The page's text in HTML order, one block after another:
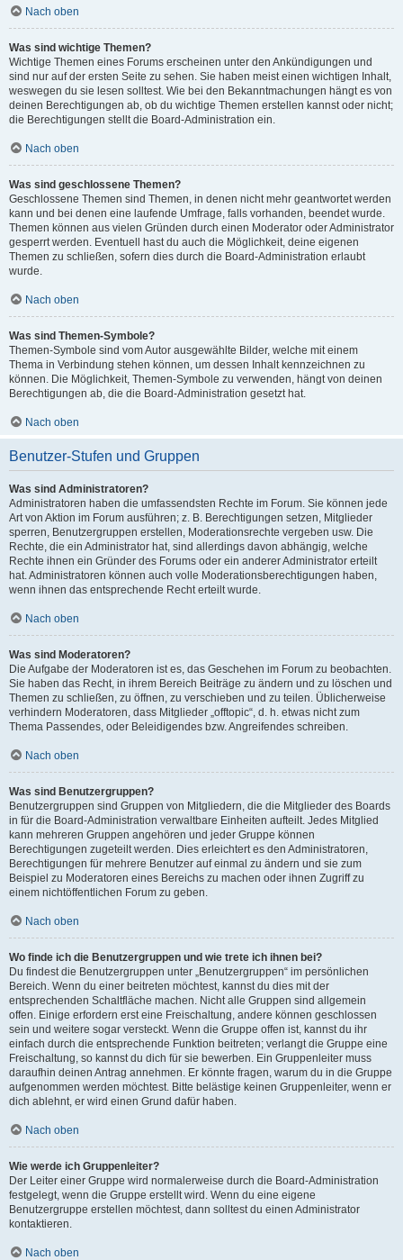
Nach oben
Was sind wichtige Themen?
Wichtige Themen eines Forums erscheinen unter den Ankündigungen und
sind nur auf der ersten Seite zu sehen. Sie haben meist einen wichtigen Inhalt,
weswegen du sie lesen solltest. Wie bei den Bekanntmachungen hängt es von
deinen Berechtigungen ab, ob du wichtige Themen erstellen kannst oder nicht;
die Berechtigungen stellt die Board-Administration ein.
Nach oben
Was sind geschlossene Themen?
Geschlossene Themen sind Themen, in denen nicht mehr geantwortet werden
kann und bei denen eine laufende Umfrage, falls vorhanden, beendet wurde.
Themen können aus vielen Gründen durch einen Moderator oder Administrator
gesperrt werden. Eventuell hast du auch die Möglichkeit, deine eigenen
Themen zu schließen, sofern dies durch die Board-Administration erlaubt
wurde.
Nach oben
Was sind Themen-Symbole?
Themen-Symbole sind vom Autor ausgewählte Bilder, welche mit einem
Thema in Verbindung stehen können, um dessen Inhalt kennzeichnen zu
können. Die Möglichkeit, Themen-Symbole zu verwenden, hängt von deinen
Berechtigungen ab, die die Board-Administration gesetzt hat.
Nach oben
Benutzer-Stufen und Gruppen
Was sind Administratoren?
Administratoren haben die umfassendsten Rechte im Forum. Sie können jede
Art von Aktion im Forum ausführen; z. B. Berechtigungen setzen, Mitglieder
sperren, Benutzergruppen erstellen, Moderationsrechte vergeben usw. Die
Rechte, die ein Administrator hat, sind allerdings davon abhängig, welche
Rechte ihnen ein Gründer des Forums oder ein anderer Administrator erteilt
hat. Administratoren können auch volle Moderationsberechtigungen haben,
wenn ihnen das entsprechende Recht erteilt wurde.
Nach oben
Was sind Moderatoren?
Die Aufgabe der Moderatoren ist es, das Geschehen im Forum zu beobachten.
Sie haben das Recht, in ihrem Bereich Beiträge zu ändern und zu löschen und
Themen zu schließen, zu öffnen, zu verschieben und zu teilen. Üblicherweise
verhindern Moderatoren, dass Mitglieder „offtopic“, d. h. etwas nicht zum
Thema Passendes, oder Beleidigendes bzw. Angreifendes schreiben.
Nach oben
Was sind Benutzergruppen?
Benutzergruppen sind Gruppen von Mitgliedern, die die Mitglieder des Boards
in für die Board-Administration verwaltbare Einheiten aufteilt. Jedes Mitglied
kann mehreren Gruppen angehören und jeder Gruppe können
Berechtigungen zugeteilt werden. Dies erleichtert es den Administratoren,
Berechtigungen für mehrere Benutzer auf einmal zu ändern und sie zum
Beispiel zu Moderatoren eines Bereichs zu machen oder ihnen Zugriff zu
einem nichtöffentlichen Forum zu geben.
Nach oben
Wo finde ich die Benutzergruppen und wie trete ich ihnen bei?
Du findest die Benutzergruppen unter „Benutzergruppen“ im persönlichen
Bereich. Wenn du einer beitreten möchtest, kannst du dies mit der
entsprechenden Schaltfläche machen. Nicht alle Gruppen sind allgemein
offen. Einige erfordern erst eine Freischaltung, andere können geschlossen
sein und weitere sogar versteckt. Wenn die Gruppe offen ist, kannst du ihr
einfach durch die entsprechende Funktion beitreten; verlangt die Gruppe eine
Freischaltung, so kannst du dich für sie bewerben. Ein Gruppenleiter muss
daraufhin deinen Antrag annehmen. Er könnte fragen, warum du in die Gruppe
aufgenommen werden möchtest. Bitte belästige keinen Gruppenleiter, wenn er
dich ablehnt, er wird einen Grund dafür haben.
Nach oben
Wie werde ich Gruppenleiter?
Der Leiter einer Gruppe wird normalerweise durch die Board-Administration
festgelegt, wenn die Gruppe erstellt wird. Wenn du eine eigene
Benutzergruppe erstellen möchtest, dann solltest du einen Administrator
kontaktieren.
Nach oben